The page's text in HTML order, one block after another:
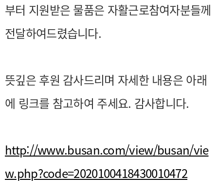
부터 지원받은 물품은 자활근로참여자분들께
전달하여드렸습니다.
뜻깊은 후원 감사드리며 자세한 내용은 아래
에 링크를 참고하여 주세요. 감사합니다.
http://www.busan.com/view/busan/vie
w.php?code=2020100418430010472